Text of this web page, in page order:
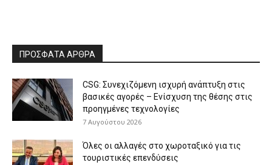
ΠΡΟΣΦΑΤΑ ΑΡΘΡΑ
CSG: Συνεχιζόμενη ισχυρή ανάπτυξη στις
βασικές αγορές – Ενίσχυση της θέσης στις
προηγμένες τεχνολογίες
7 Αυγούστου 2026
Όλες οι αλλαγές στο χωροταξικό για τις
τουριστικές επενδύσεις